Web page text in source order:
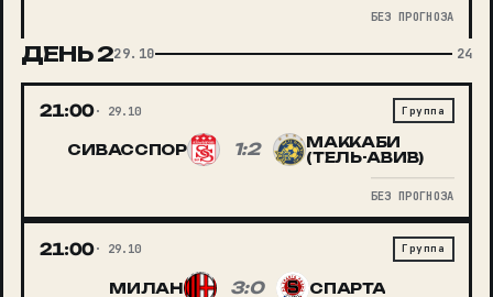
БЕЗ ПРОГНОЗА
ДЕНЬ229.10 24
21:00 29.10 Группа
СИВАССПОР 1:2
МАККАБИ
(ТЕЛЬ-АВИВ)
БЕЗ ПРОГНОЗА
21:00 29.10 Группа
МИЛАН 3:0 СПАРТА